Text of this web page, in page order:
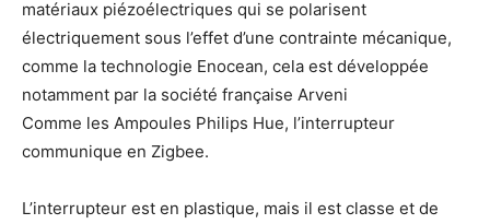
matériaux piézoélectriques qui se polarisent
électriquement sous l’effet d’une contrainte mécanique,
comme la technologie Enocean, cela est développée
notamment par la société française Arveni
Comme les Ampoules Philips Hue, l’interrupteur
communique en Zigbee.
L’interrupteur est en plastique, mais il est classe et de